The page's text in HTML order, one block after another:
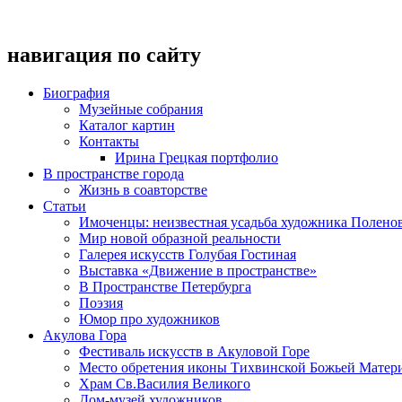
навигация по сайту
Биография
Музейные собрания
Каталог картин
Контакты
Ирина Грецкая портфолио
В пространстве города
Жизнь в соавторстве
Статьи
Имоченцы: неизвестная усадьба художника
Мир новой образной реальности
Галерея искусств Голубая Гостиная
Выставка «Движение в пространстве»
В Пространстве Петербурга
Поэзия
Юмор про художников
Акулова Гора
Фестиваль искусств в Акуловой Горе
Место обретения иконы Тихвинской Божьей
Храм Св.Василия Великого